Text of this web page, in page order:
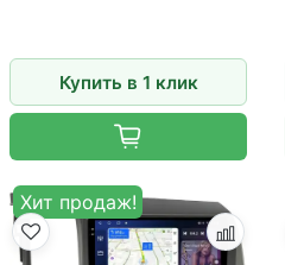
Купить в 1 клик
Хит продаж!